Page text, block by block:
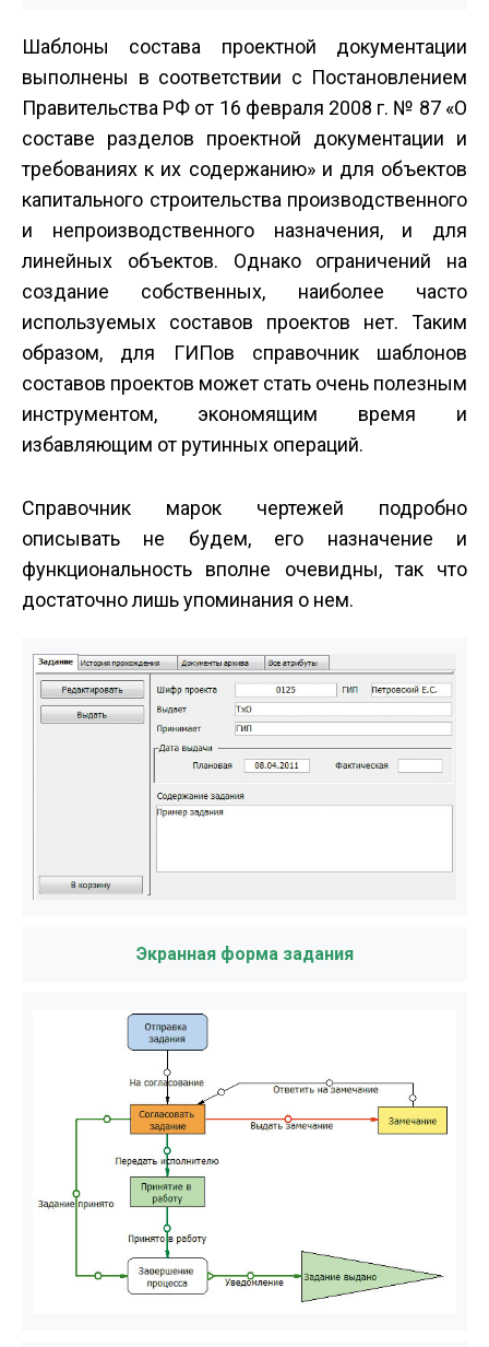
Шаблоны состава проектной документации
выполнены в соответствии с Постановлением
Правительства РФ от 16 февраля 2008 г. № 87 «О
составе разделов проектной документации и
требованиях к их содержанию» и для объектов
капитального строительства производственного
и непроизводственного назначения, и для
линейных объектов. Однако ограничений на
создание собственных, наиболее часто
используемых составов проектов нет. Таким
образом, для ГИПов справочник шаблонов
составов проектов может стать очень полезным
инструментом, экономящим время и
избавляющим от рутинных операций.
Справочник марок чертежей подробно
описывать не будем, его назначение и
функциональность вполне очевидны, так что
достаточно лишь упоминания о нем.
Экранная форма задания